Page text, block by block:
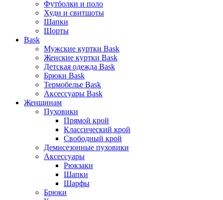
Футболки и поло
Худи и свитшоты
Шапки
Шорты
Bask
Мужские куртки Bask
Женские куртки Bask
Детская одежда Bask
Брюки Bask
Термобелье Bask
Аксессуары Bask
Женщинам
Пуховики
Прямой крой
Классический крой
Свободный крой
Демисезонные пуховики
Аксессуары
Рюкзаки
Шапки
Шарфы
Брюки